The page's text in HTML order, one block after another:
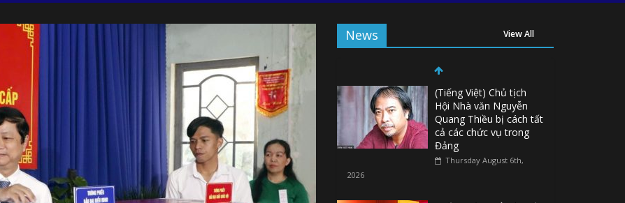
News View All
(Tiếng Việt) Chủ tịch
Hội Nhà văn Nguyễn
Quang Thiều bị cách tất
cả các chức vụ trong
Đảng
Thursday August 6th,
2026